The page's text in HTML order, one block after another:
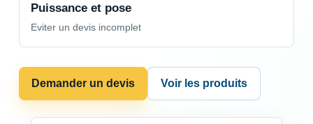
Puissance et pose
Eviter un devis incomplet
Demander un devis Voir les produits